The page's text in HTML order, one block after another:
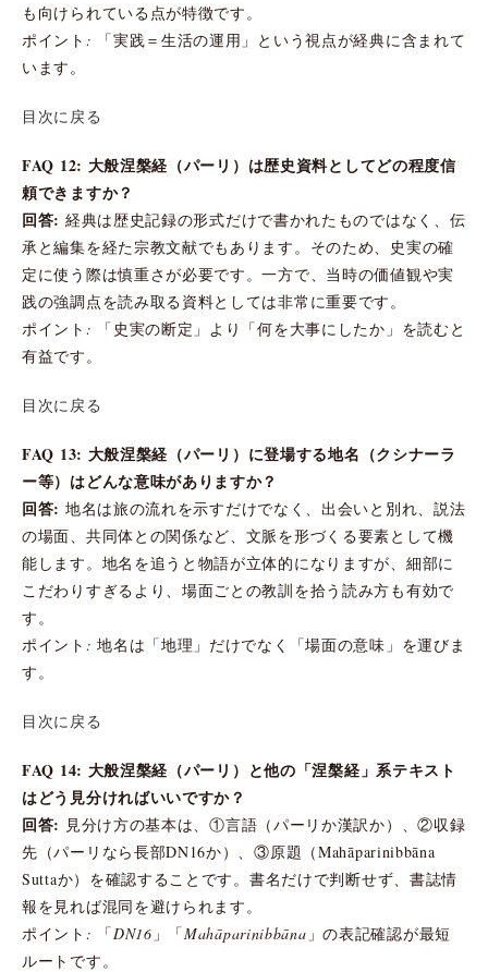
も向けられている点が特徴です。
ポイント: 「実践＝生活の運用」という視点が経典に含まれて
います。
目次に戻る
FAQ 12: 大般涅槃経（パーリ）は歴史資料としてどの程度信
頼できますか？
回答: 経典は歴史記録の形式だけで書かれたものではなく、伝
承と編集を経た宗教文献でもあります。そのため、史実の確
定に使う際は慎重さが必要です。一方で、当時の価値観や実
践の強調点を読み取る資料としては非常に重要です。
ポイント: 「史実の断定」より「何を大事にしたか」を読むと
有益です。
目次に戻る
FAQ 13: 大般涅槃経（パーリ）に登場する地名（クシナーラ
ー等）はどんな意味がありますか？
回答: 地名は旅の流れを示すだけでなく、出会いと別れ、説法
の場面、共同体との関係など、文脈を形づくる要素として機
能します。地名を追うと物語が立体的になりますが、細部に
こだわりすぎるより、場面ごとの教訓を拾う読み方も有効で
す。
ポイント: 地名は「地理」だけでなく「場面の意味」を運びま
す。
目次に戻る
FAQ 14: 大般涅槃経（パーリ）と他の「涅槃経」系テキスト
はどう見分ければいいですか？
回答: 見分け方の基本は、①言語（パーリか漢訳か）、②収録
先（パーリなら長部DN16か）、③原題（Mahāparinibbāna
Suttaか）を確認することです。書名だけで判断せず、書誌情
報を見れば混同を避けられます。
ポイント: 「DN16」「Mahāparinibbāna」の表記確認が最短
ルートです。